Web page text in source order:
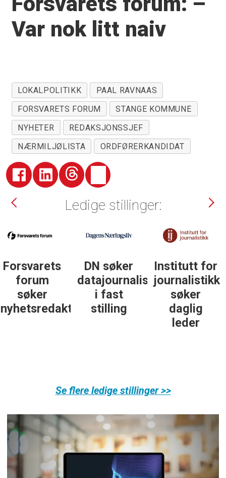
Var nok litt naiv
LOKALPOLITIKK
PAAL RAVNAAS
FORSVARETS FORUM
STANGE KOMMUNE
NYHETER
REDAKSJONSSJEF
NÆRMILJØLISTA
ORDFØRERKANDIDAT
Ledige stillinger:
DN søker
datajournalist
i fast
stilling
Institutt for
journalistikk
søker
daglig
DN søker
journalist
personlig
økonomi
Se flere ledige stillinger >>